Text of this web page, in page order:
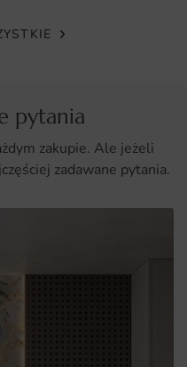
pytania
zakupie. Ale jeżeli
zadawane pytania.